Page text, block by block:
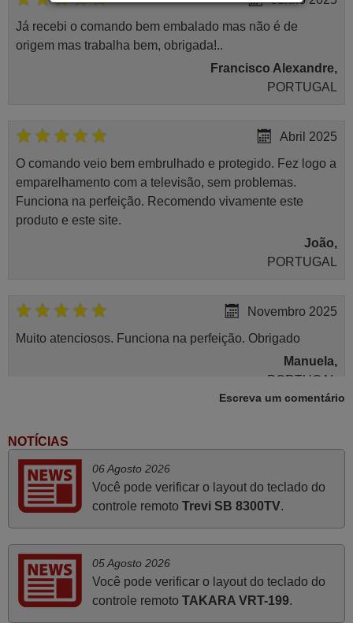
Já recebi o comando bem embalado mas não é de
origem mas trabalha bem, obrigada!..
Francisco Alexandre,
PORTUGAL
Abril 2025
O comando veio bem embrulhado e protegido. Fez logo a
emparelhamento com a televisão, sem problemas.
Funciona na perfeição. Recomendo vivamente este
produto e este site.
João,
PORTUGAL
Novembro 2025
Muito atenciosos. Funciona na perfeição. Obrigado
Manuela,
PORTUGAL
Bom dia. Estou extremamente satisfeita com o comando
e seu funcionamento perfeito, a rapidez na entrega e a
vossa eficiência no processo. Gostaria de salientar que
foi de extrema importância a vossa informação acerca de
como usar o comando sem usar por marca mas
passando pelos códigos. Ninguém em loja nenhuma me
tinha explicado como funcionar. Apenas diziam que
tinham comandos universais mas podiam não funcionar.
Muito obrigada.
Escreva um comentário
NOTÍCIAS
06 Agosto 2026
Você pode verificar o layout do teclado do
controle remoto Trevi SB 8300TV.
05 Agosto 2026
Você pode verificar o layout do teclado do
controle remoto TAKARA VRT-199.